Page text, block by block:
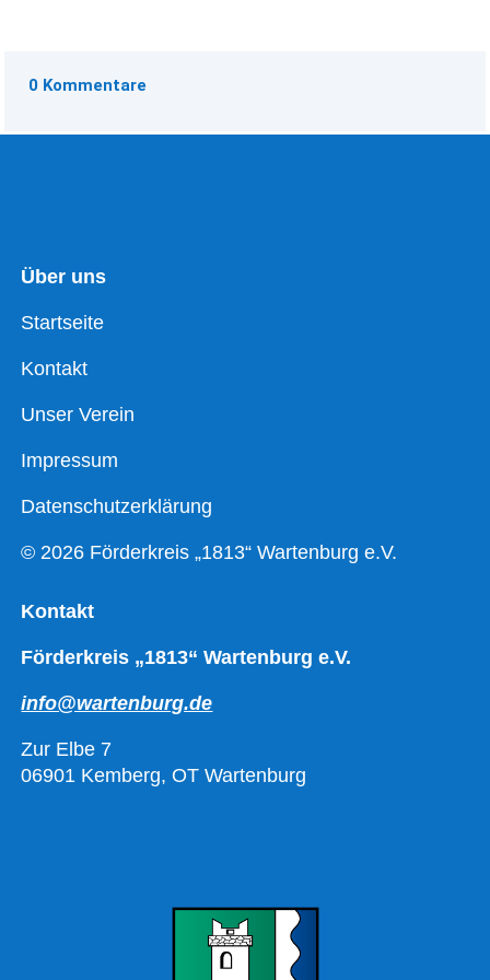
0 Kommentare
Über uns
Startseite
Kontakt
Unser Verein
Impressum
Datenschutzerklärung
© 2026 Förderkreis „1813“ Wartenburg e.V.
Kontakt
Förderkreis „1813“ Wartenburg e.V.
info@wartenburg.de
Zur Elbe 7
06901 Kemberg, OT Wartenburg